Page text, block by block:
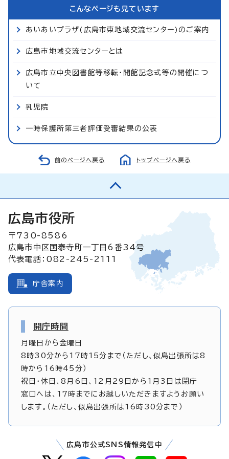
こんなページも見ています
あいあいプラザ(広島市東地域交流センター)のご案内
広島市地域交流センターとは
広島市立中央図書館等移転・開館記念式等の開催につ
いて
乳児院
一時保護所第三者評価受審結果の公表
前のページへ戻る トップページへ戻る
広島市役所
〒730-8586
広島市中区国泰寺町一丁目6番34号
代表電話：082-245-2111
庁舎案内
開庁時間
月曜日から金曜日
8時30分から17時15分まで（ただし、似島出張所は8
時から16時45分）
祝日・休日、8月6日、12月29日から1月3日は閉庁
窓口へは、17時までにお越しいただきますようお願い
します。（ただし、似島出張所は16時30分まで）
広島市公式SNS情報発信中